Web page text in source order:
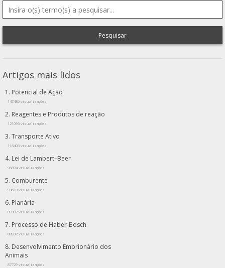
Pesquisar
Artigos mais lidos
Potencial de Ação
147486 visualizações
Reagentes e Produtos de reação
121095 visualizações
Transporte Ativo
118403 visualizações
Lei de Lambert–Beer
96894 visualizações
Comburente
93610 visualizações
Planária
89392 visualizações
Processo de Haber-Bosch
88932 visualizações
Desenvolvimento Embrionário dos
Animais
87729 visualizações